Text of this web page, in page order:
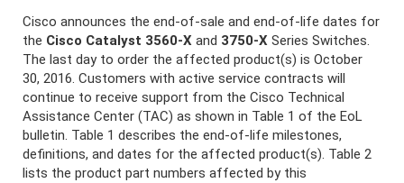
Cisco announces the end-of-sale and end-of-life dates for
the Cisco Catalyst 3560-X and 3750-X Series Switches.
The last day to order the affected product(s) is October
30, 2016. Customers with active service contracts will
continue to receive support from the Cisco Technical
Assistance Center (TAC) as shown in Table 1 of the EoL
bulletin. Table 1 describes the end-of-life milestones,
definitions, and dates for the affected product(s). Table 2
lists the product part numbers affected by this